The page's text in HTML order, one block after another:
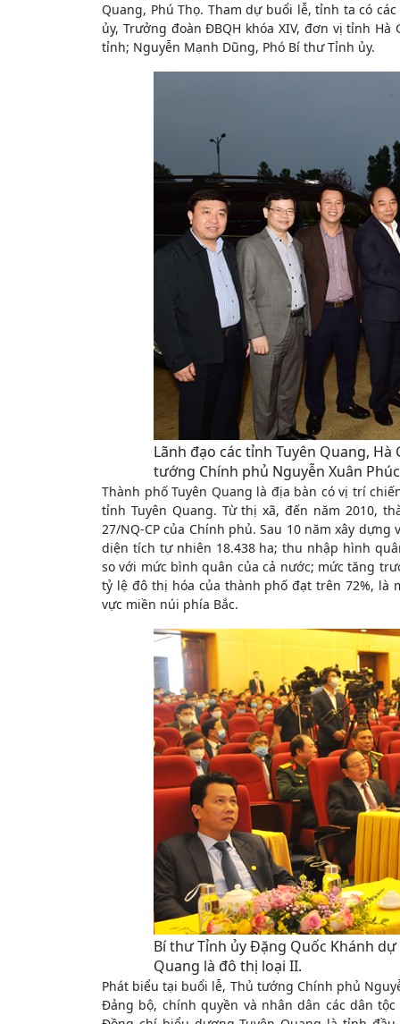
Quang, Phú Thọ. Tham dự buổi lễ, tỉnh ta có
ủy, Trưởng đoàn ĐBQH khóa XIV, đơn vị tỉnh
tỉnh; Nguyễn Mạnh Dũng, Phó Bí thư Tỉnh ủy.
Lãnh đạo các tỉnh Tuyên Quang,
tướng Chính phủ Nguyễn Xuân
Thành phố Tuyên Quang là địa bàn có vị trí
tỉnh Tuyên Quang. Từ thị xã, đến năm 2010,
27/NQ-CP của Chính phủ. Sau 10 năm xây
diện tích tự nhiên 18.438 ha; thu nhập hình
so với mức bình quân của cả nước; mức tăng
tỷ lệ đô thị hóa của thành phố đạt trên 72%, là
vực miền núi phía Bắc.
Bí thư Tỉnh ủy Đặng Quốc Khánh
Quang là đô thị loại II.
Phát biểu tại buổi lễ, Thủ tướng Chính phủ
Đảng bộ, chính quyền và nhân dân các dân